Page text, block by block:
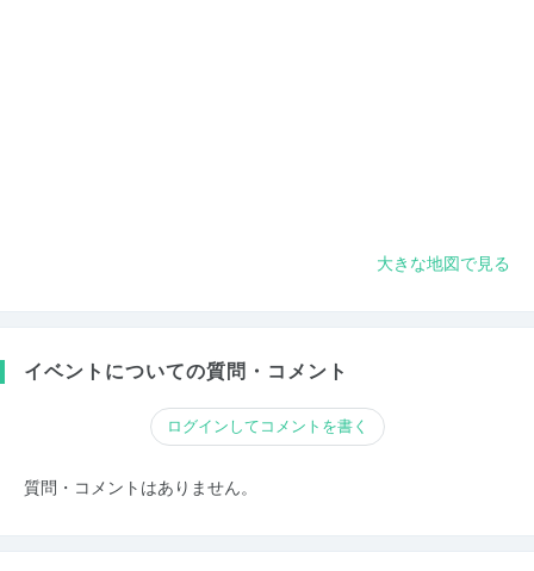
大きな地図で見る
イベントについての質問・コメント
ログインしてコメントを書く
質問・コメントはありません。